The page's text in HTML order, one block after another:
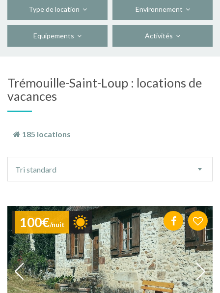
Type de location Environnement
Equipements Activités
Trémouille-Saint-Loup : locations de
vacances
185 locations
tri
Tri standard
100€/nuit